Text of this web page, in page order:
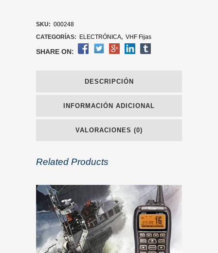
SKU: 000248
CATEGORÍAS:
ELECTRÓNICA, VHF Fijas
SHARE ON:
DESCRIPCIÓN
INFORMACIÓN ADICIONAL
VALORACIONES (0)
Related Products